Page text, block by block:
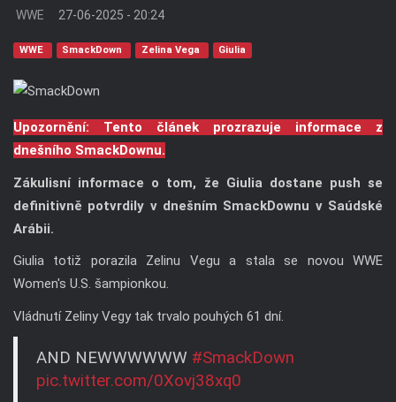
WWE 27-06-2025 - 20:24
WWE SmackDown Zelina Vega Giulia
Upozornění: Tento článek prozrazuje informace z
dnešního SmackDownu.
Zákulisní informace o tom, že Giulia dostane push se
definitivně potvrdily v dnešním SmackDownu v Saúdské
Arábii.
Giulia totiž porazila Zelinu Vegu a stala se novou WWE
Women's U.S. šampionkou.
Vládnutí Zeliny Vegy tak trvalo pouhých 61 dní.
AND NEWWWWWW #SmackDown
pic.twitter.com/0Xovj38xq0